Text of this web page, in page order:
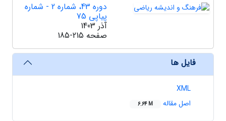
دوره 43، شماره 2 - شماره
پیاپی 75
آذر 1403
صفحه 185-215
فایل ها
XML
اصل مقاله
6.64 M